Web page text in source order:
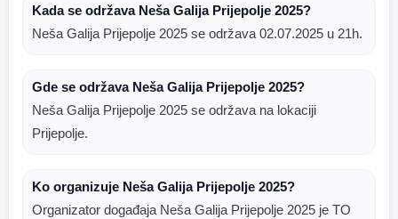
Kada se održava Neša Galija Prijepolje 2025?
Neša Galija Prijepolje 2025 se održava 02.07.2025 u 21h.
Gde se održava Neša Galija Prijepolje 2025?
Neša Galija Prijepolje 2025 se održava na lokaciji
Prijepolje.
Ko organizuje Neša Galija Prijepolje 2025?
Organizator događaja Neša Galija Prijepolje 2025 je TO